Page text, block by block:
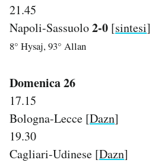
21.45
Napoli-Sassuolo2-0 [sintesi]
8° Hysaj, 93° Allan
Domenica 26
17.15
Bologna-Lecce [Dazn]
19.30
Cagliari-Udinese [Dazn]